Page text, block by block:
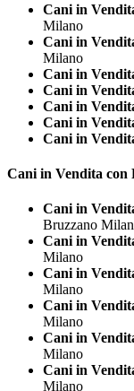
Cani in
Milano
Cani in
Milano
Cani in
Cani in
Cani in
Cani in
Cani in
Cani in Vendita con
Cani in
Bruzzano
Cani in
Milano
Cani in
Milano
Cani in
Milano
Cani in
Milano
Cani in
Milano